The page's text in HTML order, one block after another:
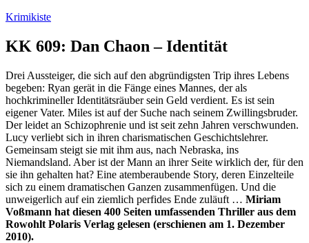
Zum
springen
Krimikiste
KK 609: Dan Chaon – Identität
Drei Aussteiger, die sich auf den abgründigsten Trip ihres Lebens
begeben: Ryan gerät in die Fänge eines Mannes, der als
hochkrimineller Identitätsräuber sein Geld verdient. Es ist sein
eigener Vater. Miles ist auf der Suche nach seinem Zwillingsbruder.
Der leidet an Schizophrenie und ist seit zehn Jahren verschwunden.
Lucy verliebt sich in ihren charismatischen Geschichtslehrer.
Gemeinsam steigt sie mit ihm aus, nach Nebraska, ins
Niemandsland. Aber ist der Mann an ihrer Seite wirklich der, für den
sie ihn gehalten hat? Eine atemberaubende Story, deren Einzelteile
sich zu einem dramatischen Ganzen zusammenfügen. Und die
unweigerlich auf ein ziemlich perfides Ende zuläuft … Miriam
Voßmann hat diesen 400 Seiten umfassenden Thriller aus dem
Rowohlt Polaris Verlag gelesen (erschienen am 1. Dezember
2010).